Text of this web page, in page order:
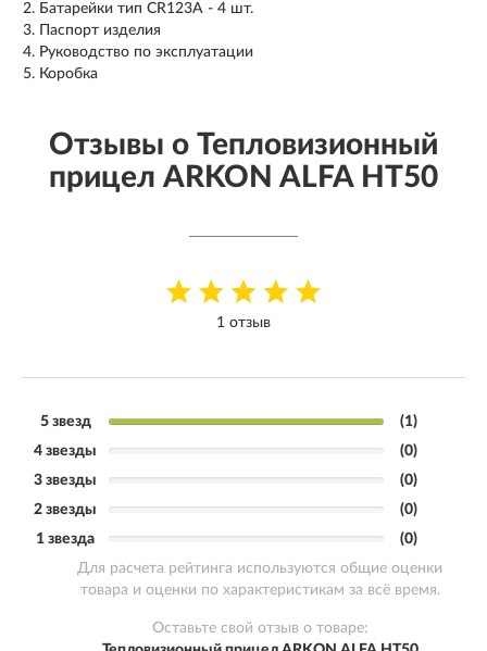
Батарейки тип CR123A - 4 шт.
Паспорт изделия
Руководство по эксплуатации
Коробка
Отзывы о Тепловизионный
прицел ARKON ALFA HT50
1 отзыв
5 звезд
(1)
4 звезды
(0)
3 звезды
(0)
2 звезды
(0)
1 звезда
(0)
Для расчета рейтинга используются общие оценки
товара и оценки по характеристикам за всё время.
Оставьте свой отзыв о товаре: